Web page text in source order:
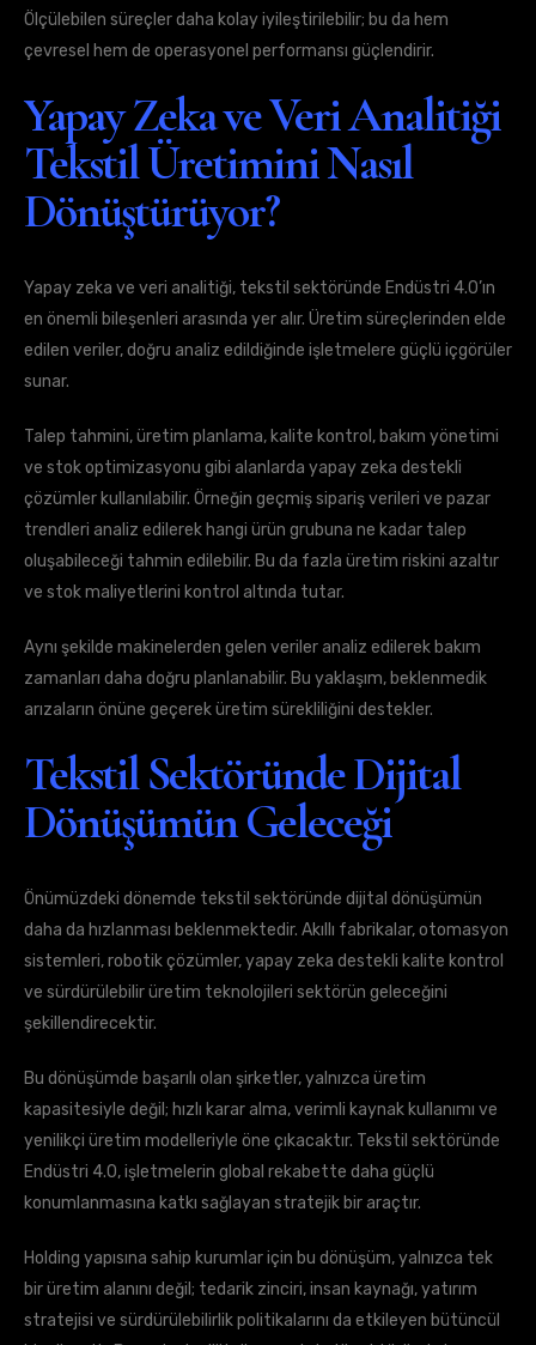
Ölçülebilen süreçler daha kolay iyileştirilebilir; bu da hem
çevresel hem de operasyonel performansı güçlendirir.
Yapay Zeka ve Veri Analitiği
Tekstil Üretimini Nasıl
Dönüştürüyor?
Yapay zeka ve veri analitiği, tekstil sektöründe Endüstri 4.0’ın
en önemli bileşenleri arasında yer alır. Üretim süreçlerinden elde
edilen veriler, doğru analiz edildiğinde işletmelere güçlü içgörüler
sunar.
Talep tahmini, üretim planlama, kalite kontrol, bakım yönetimi
ve stok optimizasyonu gibi alanlarda yapay zeka destekli
çözümler kullanılabilir. Örneğin geçmiş sipariş verileri ve pazar
trendleri analiz edilerek hangi ürün grubuna ne kadar talep
oluşabileceği tahmin edilebilir. Bu da fazla üretim riskini azaltır
ve stok maliyetlerini kontrol altında tutar.
Aynı şekilde makinelerden gelen veriler analiz edilerek bakım
zamanları daha doğru planlanabilir. Bu yaklaşım, beklenmedik
arızaların önüne geçerek üretim sürekliliğini destekler.
Tekstil Sektöründe Dijital
Dönüşümün Geleceği
Önümüzdeki dönemde tekstil sektöründe dijital dönüşümün
daha da hızlanması beklenmektedir. Akıllı fabrikalar, otomasyon
sistemleri, robotik çözümler, yapay zeka destekli kalite kontrol
ve sürdürülebilir üretim teknolojileri sektörün geleceğini
şekillendirecektir.
Bu dönüşümde başarılı olan şirketler, yalnızca üretim
kapasitesiyle değil; hızlı karar alma, verimli kaynak kullanımı ve
yenilikçi üretim modelleriyle öne çıkacaktır. Tekstil sektöründe
Endüstri 4.0, işletmelerin global rekabette daha güçlü
konumlanmasına katkı sağlayan stratejik bir araçtır.
Holding yapısına sahip kurumlar için bu dönüşüm, yalnızca tek
bir üretim alanını değil; tedarik zinciri, insan kaynağı, yatırım
stratejisi ve sürdürülebilirlik politikalarını da etkileyen bütüncül